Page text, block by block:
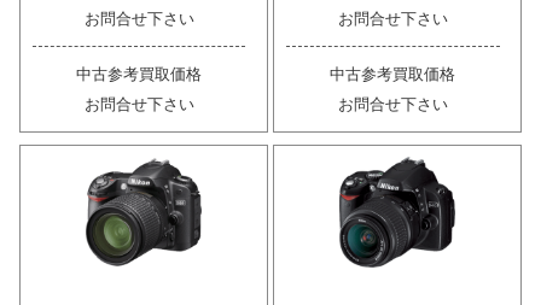
お問合せ下さい
中古参考買取価格
お問合せ下さい
お問合せ下さい
中古参考買取価格
お問合せ下さい